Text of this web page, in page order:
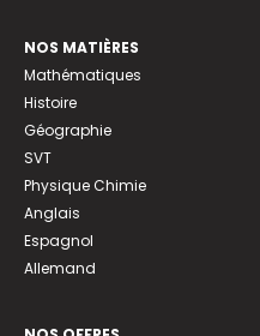
NOS MATIÈRES
Mathématiques
Histoire
Géographie
SVT
Physique Chimie
Anglais
Espagnol
Allemand